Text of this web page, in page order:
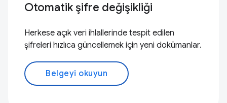
Otomatik şifre değişikliği
Herkese açık veri ihlallerinde tespit edilen
şifreleri hızlıca güncellemek için yeni dokümanlar.
Belgeyi okuyun